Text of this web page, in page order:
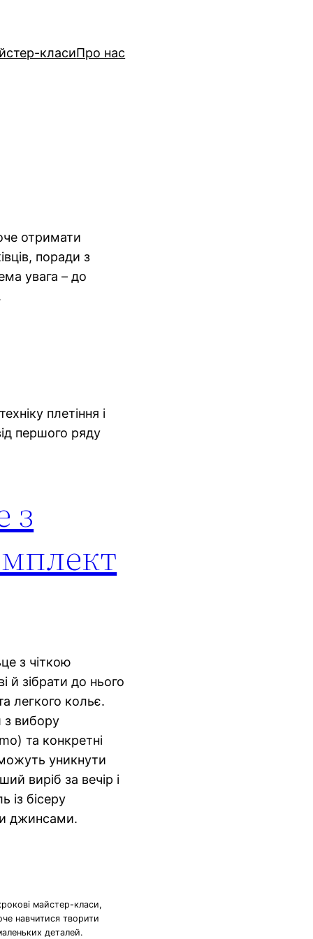
класиПро нас
отримати
поради з
увага – до
плетіння і
першого ряду
з
з чіткою
й зібрати до нього
легкого кольє.
з вибору
та конкретні
уникнути
виріб за вечір і
із бісеру
джинсами.
майстер-класи,
навчитися творити
деталей.